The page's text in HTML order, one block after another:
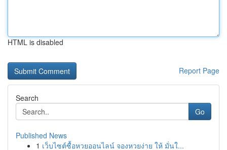
HTML is disabled
Report Page
Search
Go
Published News
1 เว็บไซต์ซื้อหวยออนไลน์ จองหวยง่าย ให้ มั่นใ...